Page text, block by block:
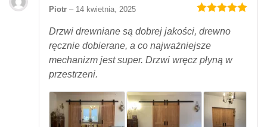
na 5.
Piotr – 14 kwietnia, 2025
Drzwi drewniane są dobrej jakości, drewno
ręcznie dobierane, a co najważniejsze
mechanizm jest super. Drzwi wręcz płyną w
przestrzeni.